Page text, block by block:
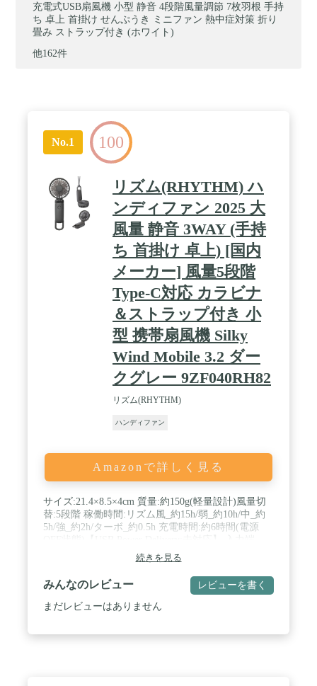
充電式USB扇風機 小型 静音 4段階風量調節 7枚羽根 手持
ち 卓上 首掛け せんぷうき ミニファン 熱中症対策 折り
畳み ストラップ付き (ホワイト)
他162件
No.1 100
リズム(RHYTHM) ハ
ンディファン 2025 大
風量 静音 3WAY (手持
ち 首掛け 卓上) [国内
メーカー] 風量5段階
Type-C対応 カラビナ
＆ストラップ付き 小
型 携帯扇風機 Silky
Wind Mobile 3.2 ダー
クグレー 9ZF040RH82
‎リズム(RHYTHM)
ハンディファン
Amazonで詳しく見る
サイズ:21.4×8.5×4cm 質量:約150g(軽量設計)風量切
替:5段階 稼働時間:リズム風_約15h/弱_約10h/中_約
5h/強_約2h/ターボ_約0.5h 充電時間:約6時間(電源
子:USB Type-C(AtoC/CtoC充電対応)使用電源:リチウ
ムイオン電池 2000mAh(寿命充電回数約300回)付属
品:ネックストラップ(パラコード/長さ調節可能)・
USBケーブル Type C-A(約30cm) / 落ち着いたライト
グレーやダークグレー、涼しげなライトブルーに加
続きを見る
みんなのレビュー レビューを書く
まだレビューはありません